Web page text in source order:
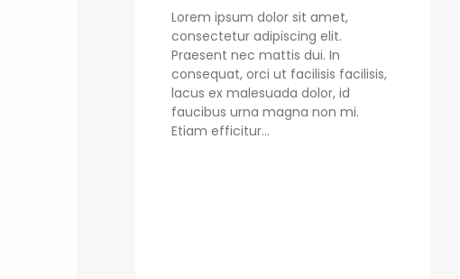
Lorem ipsum dolor sit amet,
consectetur adipiscing elit.
Praesent nec mattis dui. In
consequat, orci ut facilisis facilisis,
lacus ex malesuada dolor, id
faucibus urna magna non mi.
Etiam efficitur...